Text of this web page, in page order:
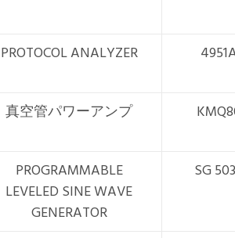
PROTOCOL ANALYZER
真空管パワーアンプ
PROGRAMMABLE
LEVELED SINE WAVE
GENERATOR
SG